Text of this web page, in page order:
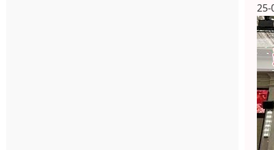
25-